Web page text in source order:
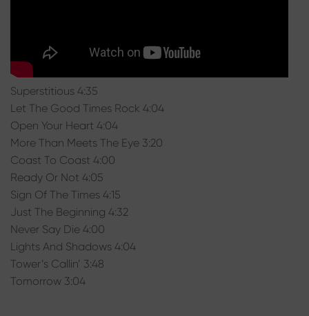
Superstitious 4:35
Let The Good Times Rock 4:04
Open Your Heart 4:04
More Than Meets The Eye 3:20
Coast To Coast 4:00
Ready Or Not 4:05
Sign Of The Times 4:15
Just The Beginning 4:32
Never Say Die 4:00
Lights And Shadows 4:04
Tower’s Callin’ 3:48
Tomorrow 3:04